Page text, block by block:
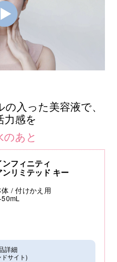
入った美容液で、
力感を
のあと
ンフィニティ
ンリミテッド キー
/ 付けかえ用
詳細
サイト)